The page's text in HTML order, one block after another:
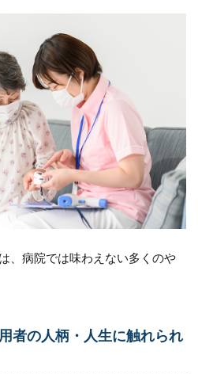
、病院では味わえない多くのや
者の人柄・人生に触れられ